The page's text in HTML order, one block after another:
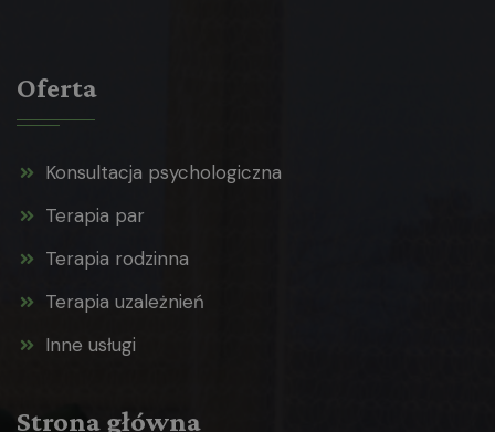
Oferta
Konsultacja psychologiczna
Terapia par
Terapia rodzinna
Terapia uzależnień
Inne usługi
Strona główna